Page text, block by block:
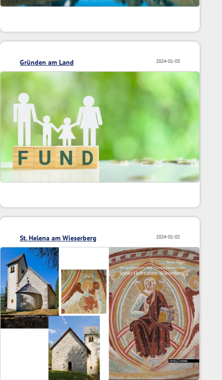
2024-01-03
Gründen am Land
2024-01-02
St. Helena am Wieserberg